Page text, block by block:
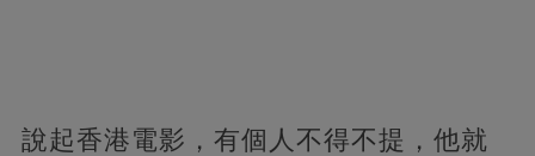
說起香港電影，有個人不得不提，他就